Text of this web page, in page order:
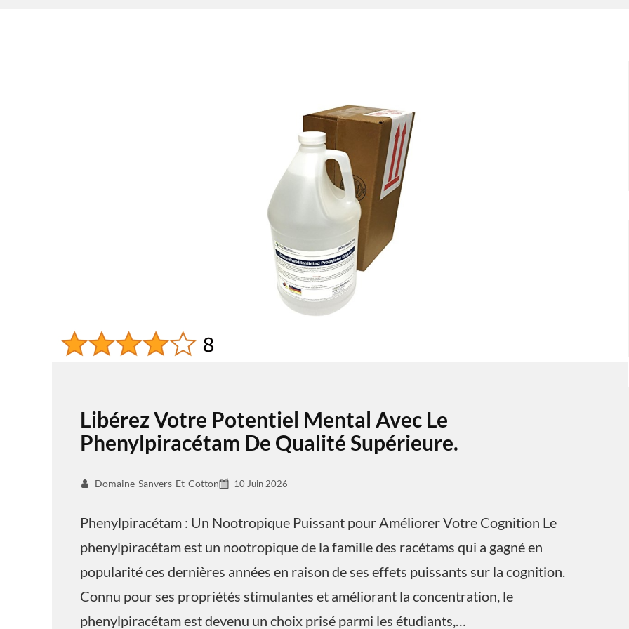
Libérez Votre Potentiel Mental Avec Le
Phenylpiracétam De Qualité Supérieure.
Domaine-Sanvers-Et-Cotton 10 Juin 2026
Phenylpiracétam : Un Nootropique Puissant pour Améliorer Votre Cognition Le
phenylpiracétam est un nootropique de la famille des racétams qui a gagné en
popularité ces dernières années en raison de ses effets puissants sur la cognition.
Connu pour ses propriétés stimulantes et améliorant la concentration, le
phenylpiracétam est devenu un choix prisé parmi les étudiants,…